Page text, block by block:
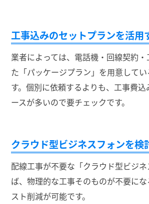
工事込みのセットプランを活用
業者によっては、電話機・回線契約
た「パッケージプラン」を用意して
す。個別に依頼するよりも、工事費
ースが多いので要チェックです。
クラウド型ビジネスフォンを検
配線工事が不要な「クラウド型ビジ
ば、物理的な工事そのものが不要に
スト削減が可能です。